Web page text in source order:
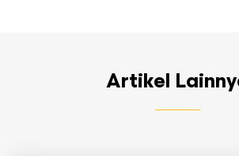
Artikel